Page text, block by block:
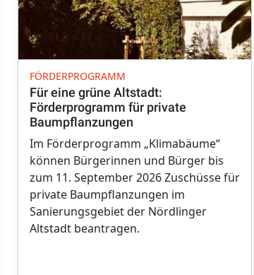
FÖRDERPROGRAMM
Für eine grüne Altstadt:
Förderprogramm für private
Baumpflanzungen
Im Förderprogramm „Klimabäume“
können Bürgerinnen und Bürger bis
zum 11. September 2026 Zuschüsse für
private Baumpflanzungen im
Sanierungsgebiet der Nördlinger
Altstadt beantragen.